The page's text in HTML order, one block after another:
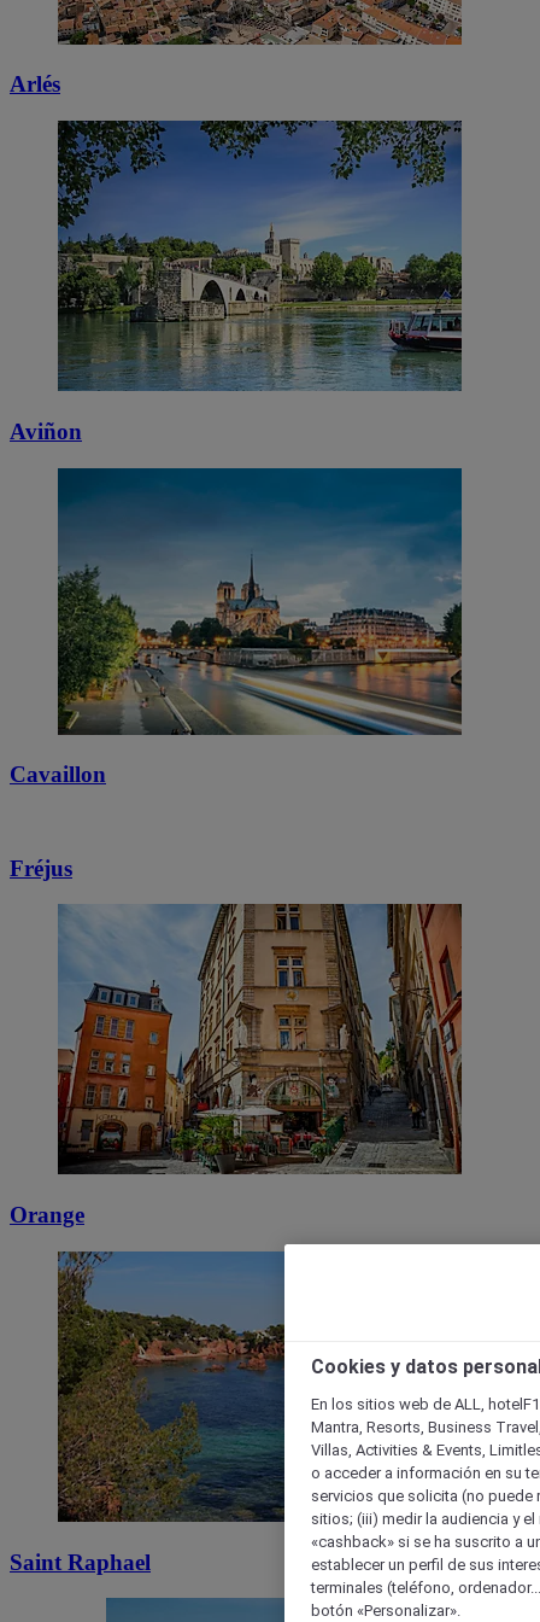
Arlés
Aviñon
Cavaillon
Fréjus
Orange
Saint Raphael
Cookies y datos
En los sitios web de ALL,
Mantra, Resorts, Business
Villas, Activities & Events,
o acceder a información en su
servicios que solicita (no puede
sitios; (iii) medir la audiencia y
«cashback» si se ha suscrito a
establecer un perfil de sus
terminales (teléfono,
botón «Personalizar».